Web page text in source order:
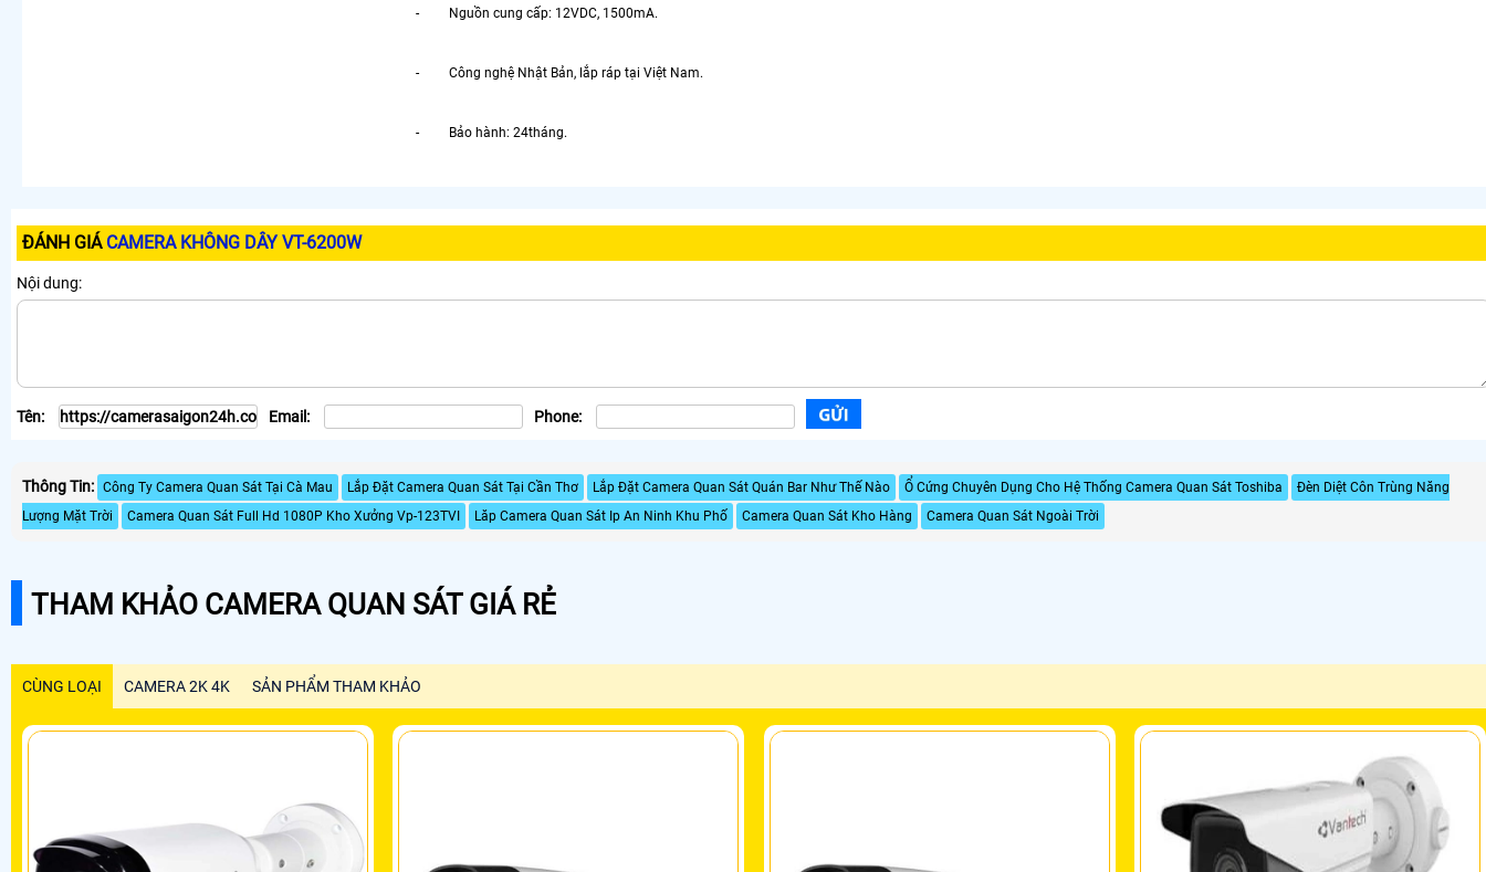
- Nguồn cung cấp: 12VDC, 1500mA.
- Công nghệ Nhật Bản, lắp ráp tại Việt Nam.
- Bảo hành: 24tháng.
ĐÁNH GIÁ CAMERA KHÔNG DÂY VT-6200W
Nội dung:
Tên: Email: Phone:
Thông Tin: Công Ty Camera Quan Sát Tại Cà Mau Lắp Đặt Camera Quan Sát Tại Cần Thơ Lắp Đặt Camera Quan Sát Quán Bar Như Thế Nào Ổ Cứng Chuyên Dụng Cho Hệ Thống Camera Quan Sát Toshiba
Đèn Diệt Côn Trùng Năng
Lượng Mặt Trời
Camera Quan Sát Full Hd 1080P Kho Xưởng Vp-123TVI Lăp Camera Quan Sát Ip An Ninh Khu Phố Camera Quan Sát Kho Hàng Camera Quan Sát Ngoài Trời
THAM KHẢO CAMERA QUAN SÁT GIÁ RẺ
CÙNG LOẠI CAMERA 2K 4K SẢN PHẨM THAM KHẢO